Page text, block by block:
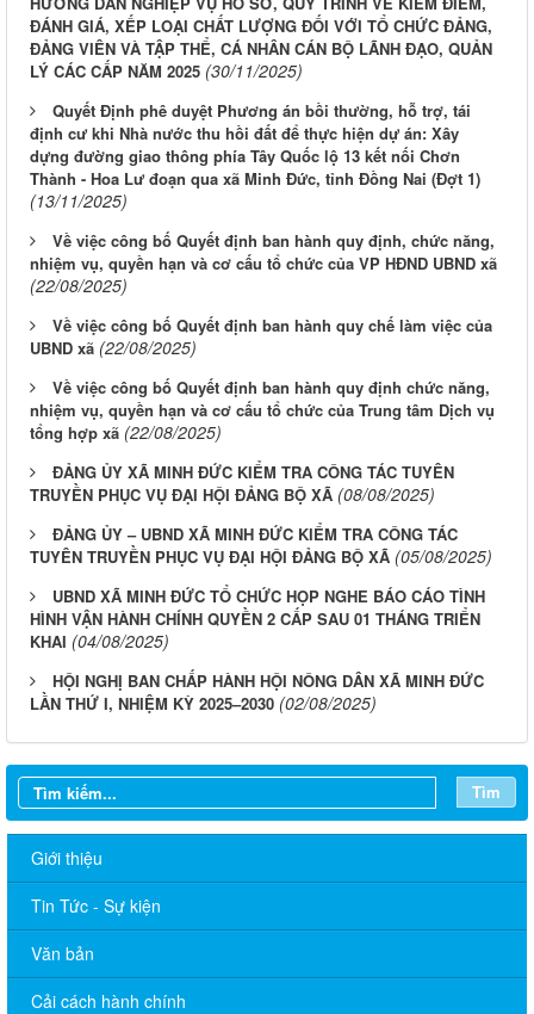
ĐÁNH GIÁ, XẾP LOẠI CHẤT LƯỢNG ĐỐI VỚI TỔ CHỨC ĐẢNG,
ĐẢNG VIÊN VÀ TẬP THỂ, CÁ NHÂN CÁN BỘ LÃNH ĐẠO, QUẢN
LÝ CÁC CẤP NĂM 2025 (30/11/2025)
Quyết Định phê duyệt Phương án bồi thường, hỗ trợ, tái
định cư khi Nhà nước thu hồi đất để thực hiện dự án: Xây
dựng đường giao thông phía Tây Quốc lộ 13 kết nối Chơn
Thành - Hoa Lư đoạn qua xã Minh Đức, tỉnh Đồng Nai (Đợt 1)
(13/11/2025)
Về việc công bố Quyết định ban hành quy định, chức năng,
nhiệm vụ, quyền hạn và cơ cấu tổ chức của VP HĐND UBND xã
(22/08/2025)
Về việc công bố Quyết định ban hành quy chế làm việc của
UBND xã (22/08/2025)
Về việc công bố Quyết định ban hành quy định chức năng,
nhiệm vụ, quyền hạn và cơ cấu tổ chức của Trung tâm Dịch vụ
tổng hợp xã (22/08/2025)
ĐẢNG ỦY XÃ MINH ĐỨC KIỂM TRA CÔNG TÁC TUYÊN
TRUYỀN PHỤC VỤ ĐẠI HỘI ĐẢNG BỘ XÃ (08/08/2025)
ĐẢNG ỦY – UBND XÃ MINH ĐỨC KIỂM TRA CÔNG TÁC
TUYÊN TRUYỀN PHỤC VỤ ĐẠI HỘI ĐẢNG BỘ XÃ (05/08/2025)
UBND XÃ MINH ĐỨC TỔ CHỨC HỌP NGHE BÁO CÁO TÌNH
HÌNH VẬN HÀNH CHÍNH QUYỀN 2 CẤP SAU 01 THÁNG TRIỂN
KHAI (04/08/2025)
HỘI NGHỊ BAN CHẤP HÀNH HỘI NÔNG DÂN XÃ MINH ĐỨC
LẦN THỨ I, NHIỆM KỲ 2025–2030 (02/08/2025)
Tìm
Giới thiệu
Tin Tức - Sự kiện
Văn bản
Cải cách hành chính